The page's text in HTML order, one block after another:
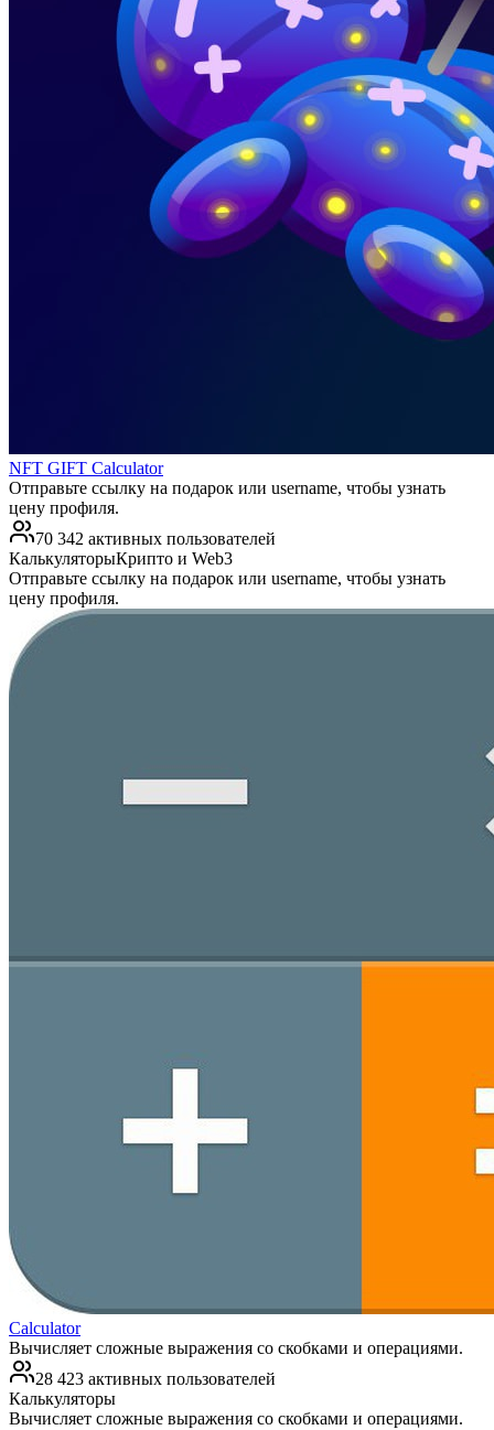
NFT GIFT Calculator
Отправьте ссылку на подарок или username, чтобы узнать
цену профиля.
70 342 активных пользователей
КалькуляторыКрипто и Web3
Отправьте ссылку на подарок или username, чтобы узнать
цену профиля.
Calculator
Вычисляет сложные выражения со скобками и операциями.
28 423 активных пользователей
Калькуляторы
Вычисляет сложные выражения со скобками и операциями.